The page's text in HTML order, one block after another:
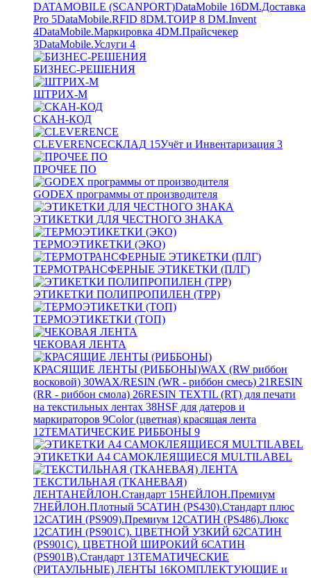
DATAMOBILE (SCANPORT)DataMobile 16DM.Доставка
Pro 5DataMobile.RFID 8DM.ТОИР 8 DM.Invent
4DataMobile.Маркировка 4DM.Прайсчекер
3DataMobile.Услуги 4
БИЗНЕС-РЕШЕНИЯ
ШТРИХ-М
СКАН-КОД
CLEVERENCEСКЛАД 15Учёт и Инвентаризация 3
ПРОЧЕЕ ПО
GODEX программы от производителя
ЭТИКЕТКИ ДЛЯ ЧЕСТНОГО ЗНАКА
ТЕРМОЭТИКЕТКИ (ЭКО)
ТЕРМОТРАНСФЕРНЫЕ ЭТИКЕТКИ (ПЛГ)
ЭТИКЕТКИ ПОЛИПРОПИЛЕН (TPP)
ТЕРМОЭТИКЕТКИ (ТОП)
ЧЕКОВАЯ ЛЕНТА
КРАСЯЩИЕ ЛЕНТЫ (РИББОНЫ)WAX (RW риббон
восковой) 30WAX/RESIN (WR - риббон смесь) 21RESIN
(RR - риббон смола) 26RESIN TEXTIL (RT) для печати
на текстильных лентах 38HSF для датеров и
маркираторов 9Color (цветная) красящая лента
12ТЕМАТИЧЕСКИЕ РИББОНЫ 9
ЭТИКЕТКИ А4 САМОКЛЕЯЩИЕСЯ MULTILABEL
ТЕКСТИЛЬНАЯ (ТКАНЕВАЯ)
ЛЕНТАНЕЙЛОН.Стандарт 15НЕЙЛОН.Премиум
7НЕЙЛОН.Плотный 5САТИН (PS430).Стандарт плюс
12САТИН (PS909).Премиум 12САТИН (PS486).Люкс
12САТИН (PS901C). ЦВЕТНОЙ УЗКИЙ 62САТИН
(PS901C). ЦВЕТНОЙ ШИРОКИЙ 6САТИН
(PS901B).Стандарт 13ТЕМАТИЧЕСКИЕ
(РИТАУЛЬНЫЕ) ЛЕНТЫ 16КОМПЛЕКТУЮЩИЕ и